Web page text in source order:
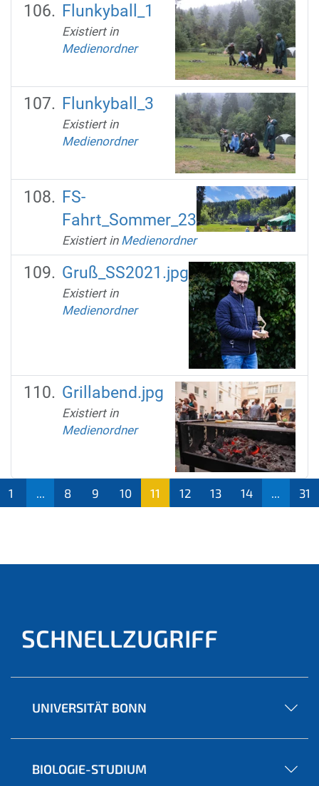
Flunkyball_1
Existiert in
Medienordner
Flunkyball_3
Existiert in
Medienordner
FS-
Fahrt_Sommer_23
Existiert in Medienordner
Gruß_SS2021.jpg
Existiert in
Medienordner
Grillabend.jpg
Existiert in
Medienordner
1 8 9 10
11
12 13 14 31
SCHNELLZUGRIFF
UNIVERSITÄT BONN
BIOLOGIE-STUDIUM